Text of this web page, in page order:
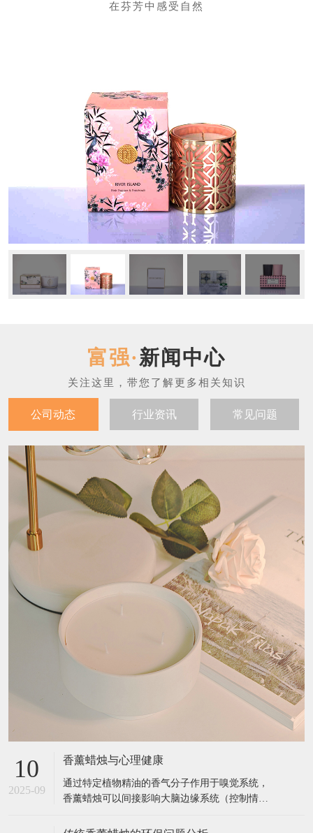
新闻中心
公司动态 行业资讯 常见问题
10
2025-09
香薰蜡烛与心理健康
通过特定植物精油的香气分子作用于嗅觉系统，
香薰蜡烛可以间接影响大脑边缘系统（控制情
提升专注力等。以下是具体关联和科学依据： 1.